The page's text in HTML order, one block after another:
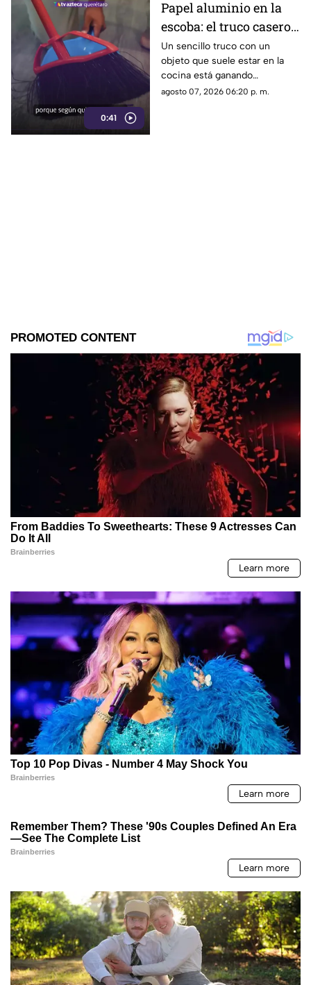
0:41
Papel aluminio en la
escoba: el truco casero
que se volvió viral
Un sencillo truco con un
objeto que suele estar en la
cocina está ganando
popularidad entre quienes
agosto 07, 2026 06:20 p. m.